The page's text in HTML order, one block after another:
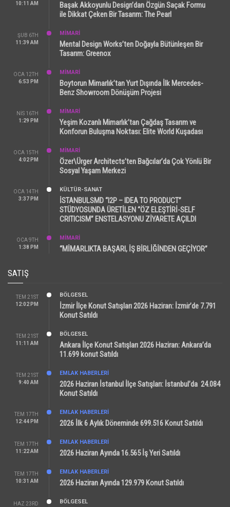
10:11 AM
Başak Akkoyunlu Design’dan Özgün Saçak Formu
ile Dikkat Çeken Bir Tasarım: The Pearl
ŞUB 6TH
11:39 AM
MİMARİ
Mental Design Works’ten Doğayla Bütünleşen Bir
Tasarım: Greenox
OCA 12TH
6:53 PM
MİMARİ
Boytorun Mimarlık’tan Yurt Dışında İlk Mercedes-
Benz Showroom Dönüşüm Projesi
NIS 16TH
1:29 PM
MİMARİ
Yeşim Kozanlı Mimarlık’tan Çağdaş Tasarım ve
Konforun Buluşma Noktası: Elite World Kuşadası
OCA 15TH
4:02 PM
MİMARİ
Özer\Ürger Architects’ten Bağcılar’da Çok Yönlü Bir
Sosyal Yaşam Merkezi
OCA 14TH
3:37 PM
KÜLTÜR-SANAT
İSTANBULSMD “I2P – IDEA TO PRODUCT”
STÜDYOSUNDA ÜRETİLEN “ÖZ ELEŞTİRİ-SELF
CRITICISM” ENSTELASYONU ZİYARETE AÇILDI
OCA 9TH
1:38 PM
MİMARİ
“MİMARLIKTA BAŞARI, İŞ BİRLİĞİNDEN GEÇİYOR”
SATIŞ
TEM 21ST
12:02 PM
BÖLGESEL
İzmir İlçe Konut Satışları 2026 Haziran: İzmir’de 7.791
Konut Satıldı
TEM 21ST
11:11 AM
BÖLGESEL
Ankara İlçe Konut Satışları 2026 Haziran: Ankara’da
11.699 konut Satıldı
TEM 21ST
9:40 AM
EMLAK HABERLERI
2026 Haziran İstanbul İlçe Satışları: İstanbul’da 24.084
Konut Satıldı
TEM 17TH
12:44 PM
EMLAK HABERLERI
2026 İlk 6 Aylık Döneminde 699.516 Konut Satıldı
TEM 17TH
11:22 AM
EMLAK HABERLERI
2026 Haziran Ayında 16.565 İş Yeri Satıldı
TEM 17TH
10:31 AM
EMLAK HABERLERI
2026 Haziran Ayında 129.979 Konut Satıldı
HAZ 23RD BÖLGESEL